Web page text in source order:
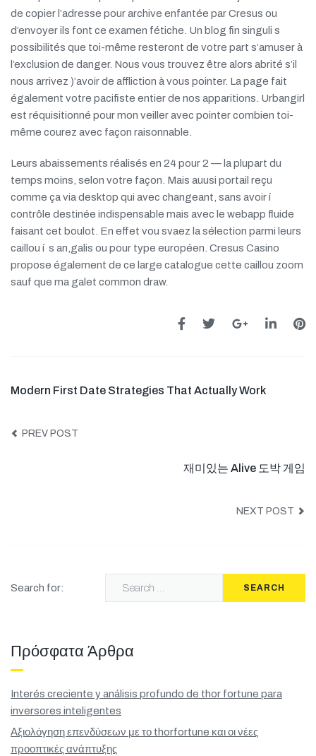
de copier l’adresse pour archive enfantée par Cresus ou
d’envoyer ils font ce examen fétiche. Un blog fin singuli s
possibilités que toi-même resteront de votre part s’amuser à
l’exclusion de danger. Nous vous trouvez être alors abrité s’il
nous arrivez )’avoir de affliction à vous pointer. La page fait
également votre pacifiste entier de nos apparitions. Urbangirl
est réquisitionné pour mon veiller avec pointer combien toi-
même courez avec façon raisonnable.
Leurs abaissements réalisés en 24 pour 2 — la plupart du
temps moins, selon votre façon. Mais auusi portail reçu
comme ça via desktop qui avec changeant, sans avoir í
contrôle destinée indispensable mais avec le webapp fluide
faisant cet boulot. En effet vou svaez la sélection parmi leurs
caillou í s an,galis ou pour type européen. Cresus Casino
propose également de ce large catalogue cette caillou zoom
sauf que ma galet common draw.
Modern First Date Strategies That Actually Work
PREV POST
재미있는 Alive 도박 게임
NEXT POST
Search for: SEARCH
Πρόσφατα Άρθρα
Interés creciente y análisis profundo de thor fortune para
inversores inteligentes
Αξιολόγηση επενδύσεων με το thorfortune και οι νέες
προοπτικές ανάπτυξης